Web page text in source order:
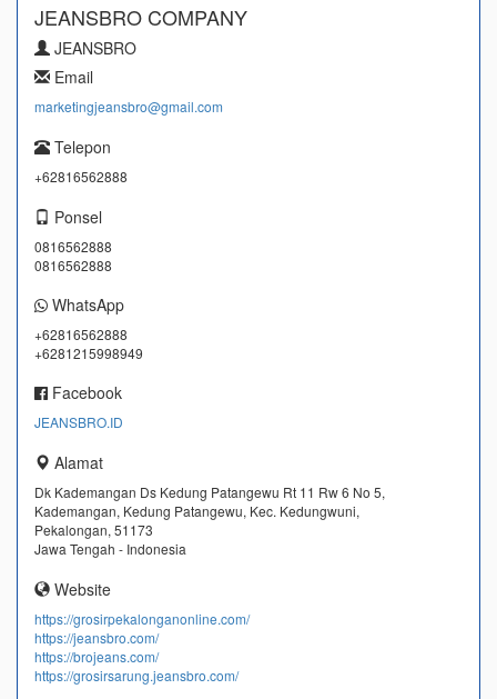
JEANSBRO COMPANY
JEANSBRO
Email
marketingjeansbro@gmail.com
Telepon
+62816562888
Ponsel
0816562888
0816562888
WhatsApp
+62816562888
+6281215998949
Facebook
JEANSBRO.ID
Alamat
Dk Kademangan Ds Kedung Patangewu Rt 11 Rw 6 No 5,
Kademangan, Kedung Patangewu, Kec. Kedungwuni,
Pekalongan, 51173
Jawa Tengah - Indonesia
Website
https://grosirpekalonganonline.com/
https://jeansbro.com/
https://brojeans.com/
https://grosirsarung.jeansbro.com/